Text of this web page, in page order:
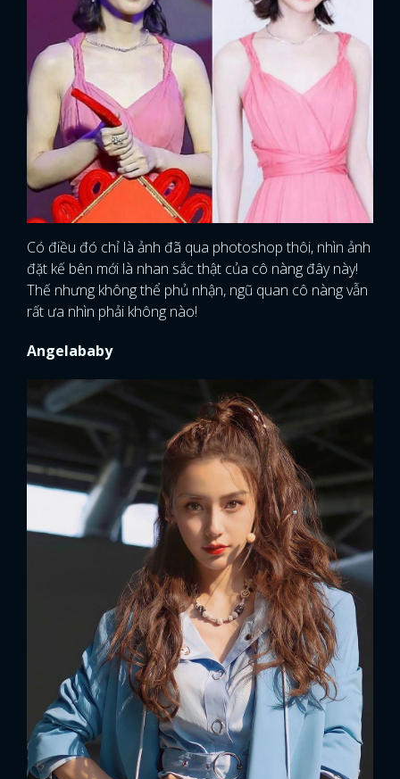
Có điều đó chỉ là ảnh đã qua photoshop thôi, nhìn ảnh
đặt kế bên mới là nhan sắc thật của cô nàng đây này!
Thế nhưng không thể phủ nhận, ngũ quan cô nàng vẫn
rất ưa nhìn phải không nào!
Angelababy